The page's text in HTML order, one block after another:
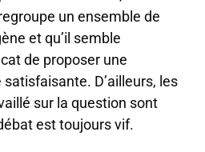
un ensemble de
et qu’il semble
de proposer une
D’ailleurs, les
sur la question sont
est toujours vif.